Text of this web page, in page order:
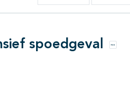
spoedgeval Opties